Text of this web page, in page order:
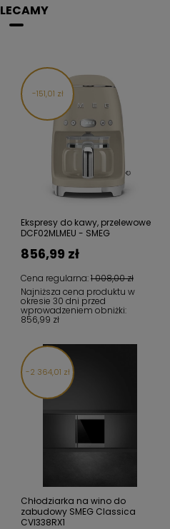
151,01 zł
Ekspresy do kawy, przelewowe
DCF02MLMEU - SMEG
Cena regularna:1 008,00 zł
856,99 zł
Najniższa cena produktu w
okresie 30 dni przed
wprowadzeniem obniżki:
856,99 zł
2 364,01 zł
Chłodziarka na wino do
zabudowy SMEG Classica
CVI338RX1